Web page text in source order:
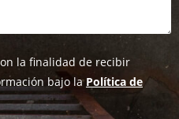
la finalidad de recibir
bajo laPolítica de